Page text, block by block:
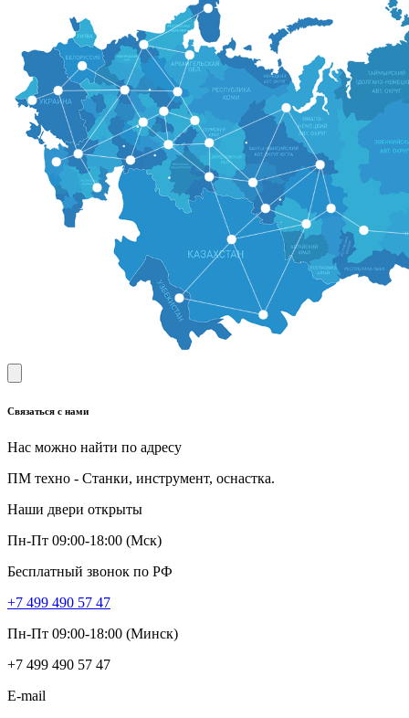
Связаться с нами
Нас можно найти по адресу
ПМ техно - Станки, инструмент, оснастка.
Наши двери открыты
Пн-Пт 09:00-18:00 (Мск)
Бесплатный звонок по РФ
+7 499 490 57 47
Пн-Пт 09:00-18:00 (Минск)
+7 499 490 57 47
E-mail